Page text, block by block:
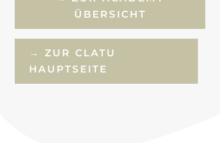
ÜBERSICHT
→ ZUR CLATU
HAUPTSEITE